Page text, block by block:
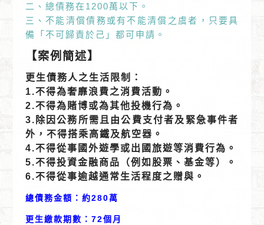
二、總債務在1200萬以下。
三、不能清償債務或有不能清償之虞者，只要具
備「不可歸責於己」都可申請。
【案例簡述】
更生債務人之生活限制：
1.不得為奢靡浪費之消費活動。
2.不得為賭博或為其他投機行為。
3.除因公務所需且由公費支付者及緊急事件者
外，不得搭乘高鐵及航空器。
4.不得從事國外遊學或出國旅遊等消費行為。
5.不得投資金融商品（例如股票、基金等）。
6.不得從事逾越通常生活程度之贈與。
總債務金額：約280萬
更生繳款期數：72個月